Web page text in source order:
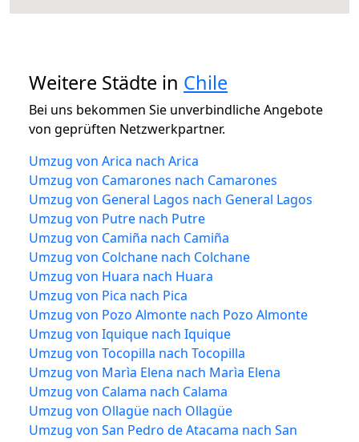
Weitere Städte in Chile
Bei uns bekommen Sie unverbindliche Angebote
von geprüften Netzwerkpartner.
Umzug von Arica nach Arica
Umzug von Camarones nach Camarones
Umzug von General Lagos nach General Lagos
Umzug von Putre nach Putre
Umzug von Camiña nach Camiña
Umzug von Colchane nach Colchane
Umzug von Huara nach Huara
Umzug von Pica nach Pica
Umzug von Pozo Almonte nach Pozo Almonte
Umzug von Iquique nach Iquique
Umzug von Tocopilla nach Tocopilla
Umzug von Marìa Elena nach Marìa Elena
Umzug von Calama nach Calama
Umzug von Ollagüe nach Ollagüe
Umzug von San Pedro de Atacama nach San